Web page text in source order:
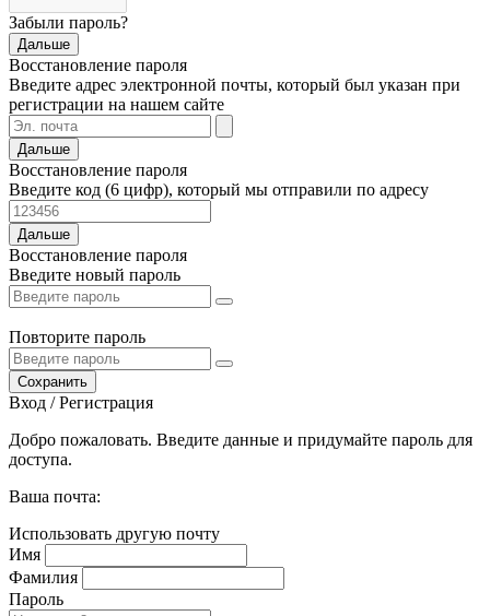
Забыли пароль?
Дальше
Восстановление пароля
Введите адрес электронной почты, который был указан при
регистрации на нашем сайте
Дальше
Восстановление пароля
Введите код (6 цифр), который мы отправили по адресу
Дальше
Восстановление пароля
Введите новый пароль
Повторите пароль
Сохранить
Вход / Регистрация
Добро пожаловать. Введите данные и придумайте пароль для
доступа.
Ваша почта:
Использовать другую почту
Имя
Фамилия
Пароль